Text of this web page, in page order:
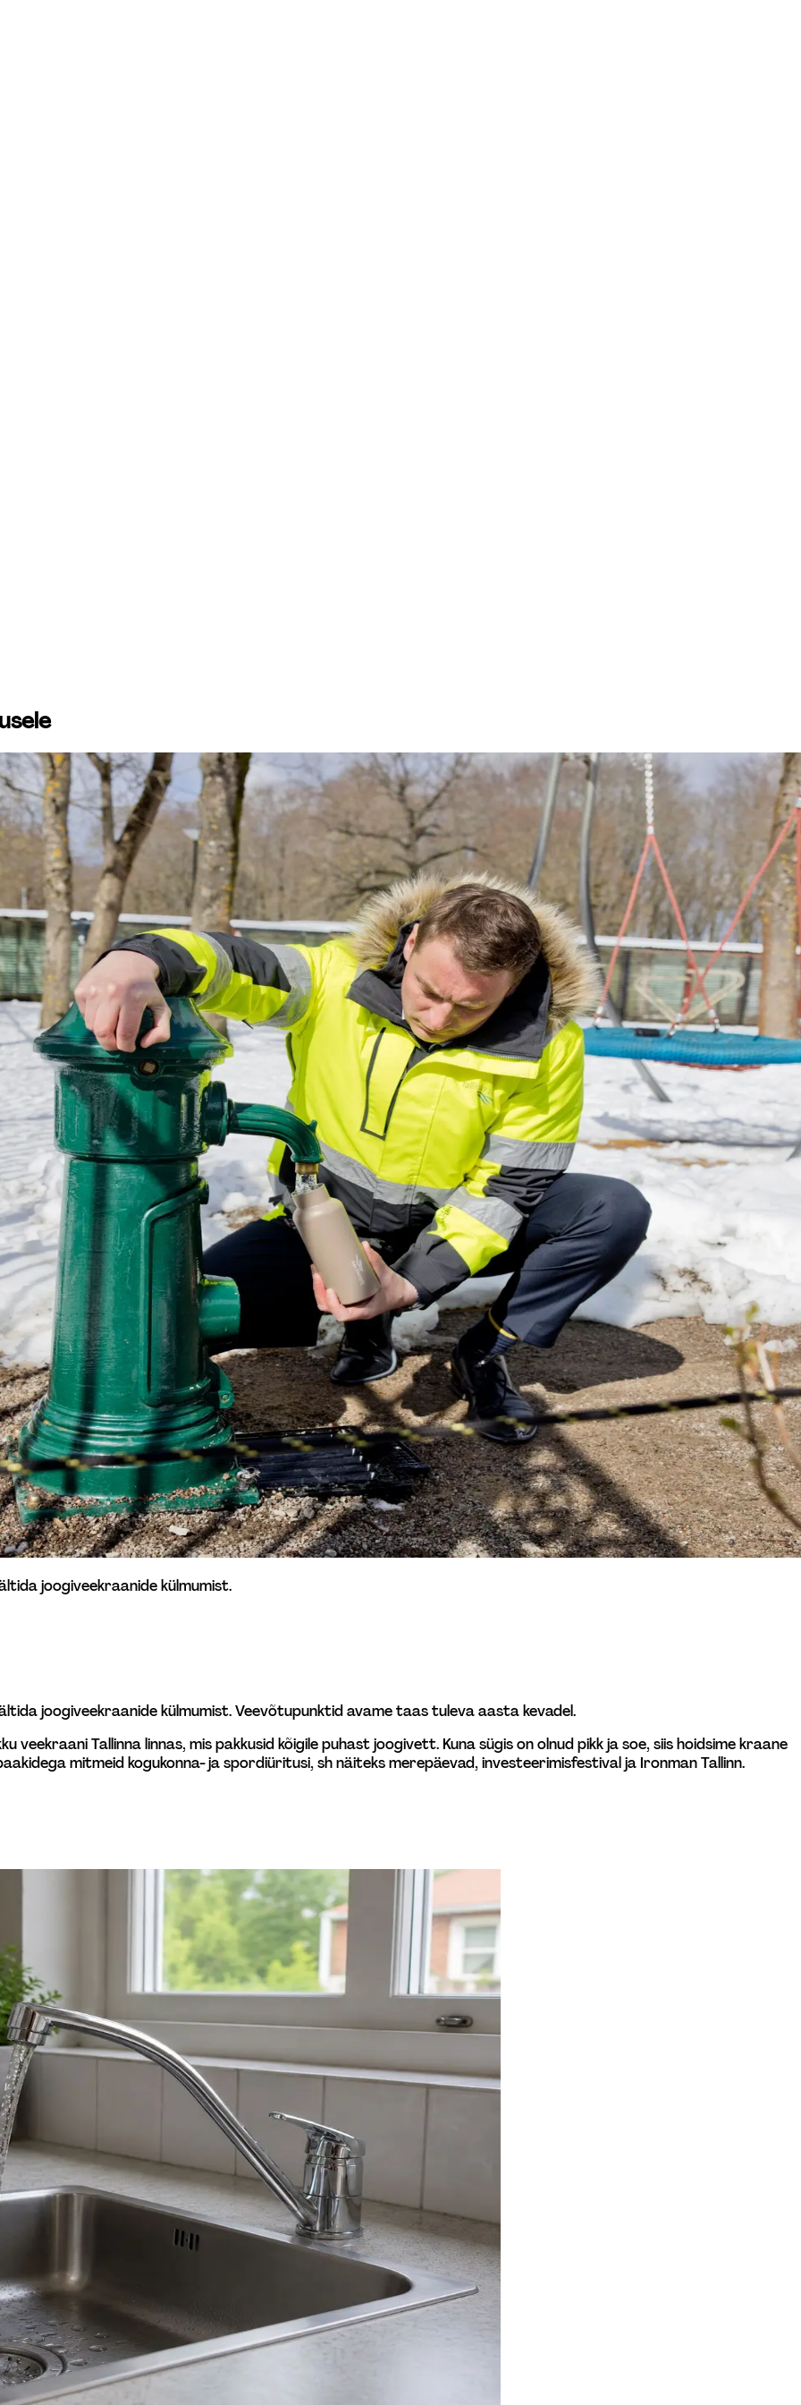
joogiveekraanide külmumist.
joogiveekraanide külmumist. Veevõtupunktid avame taas tuleva aasta kevadel.
veekraani Tallinna linnas, mis pakkusid kõigile puhast joogivett. Kuna sügis on olnud pikk ja soe, siis hoidsime kraane
mitmeid kogukonna- ja spordiüritusi, sh näiteks merepäevad, investeerimisfestival ja Ironman Tallinn.